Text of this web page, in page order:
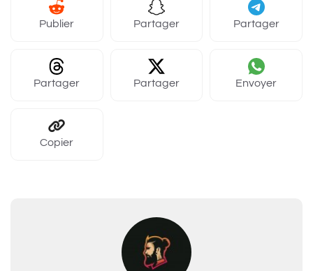
Publier Partager Partager
Partager Partager Envoyer
Copier